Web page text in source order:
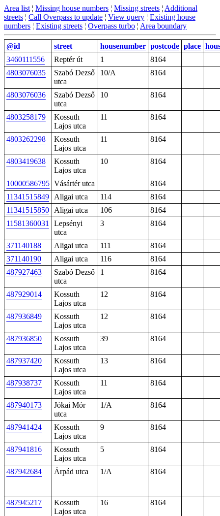
Area list ¦ Missing house numbers ¦ Missing streets ¦ Additional
streets ¦ Call Overpass to update ¦ View query ¦ Existing house
numbers ¦ Existing streets ¦ Overpass turbo ¦ Area boundary
@id street housenumber postcode place
3460111556
Reptér út 1
8164
4803076035
Szabó Dezső
utca
10/A 8164
4803076036
Szabó Dezső
utca
10 8164
4803258179
Kossuth
Lajos utca
11 8164
4803262298
Kossuth
Lajos utca
11 8164
4803419638
Kossuth
Lajos utca
10 8164
10000586795 Vásártér utca
8164
11341515849
Aligai utca 114
8164
11341515850
Aligai utca 106
8164
11581360031
Lepsényi
utca
3 8164
371140188 Aligai utca 111
8164
371140190
Aligai utca 116
8164
487927463
Szabó Dezső
utca
1 8164
487929014
Kossuth
Lajos utca
12 8164
487936849
Kossuth
Lajos utca
12 8164
487936850
Kossuth
Lajos utca
39 8164
487937420
Kossuth
Lajos utca
13 8164
487938737
Kossuth
Lajos utca
11 8164
487940173
Jókai Mór
utca
1/A 8164
487941424
Kossuth
Lajos utca
9 8164
487941816
Kossuth
Lajos utca
5 8164
487942684 Árpád utca 1/A 8164
487945217
Kossuth
Lajos utca
16 8164